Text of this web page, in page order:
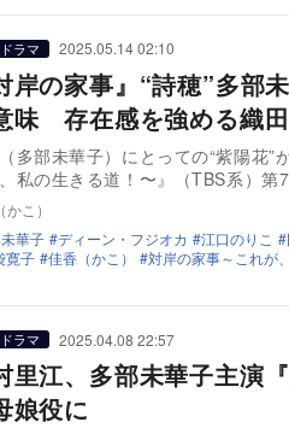
ラマ 2025.05.14 02:10
岸の家事』“詩穂”多部
味 存在感を強める織
多部未華子）にとっての“紫陽花”
私の生きる道！〜』（TBS系）
こ）
華子
ディーン・フジオカ 江口のりこ
寛子
佳香（かこ） 対岸の家事～これが
ラマ 2025.04.08 22:57
里江、多部未華子主演
娘役に